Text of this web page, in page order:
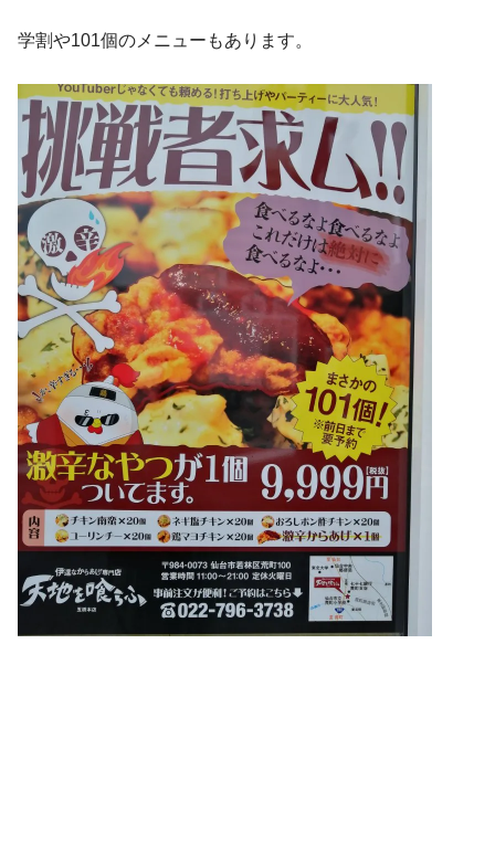
学割や101個のメニューもあります。